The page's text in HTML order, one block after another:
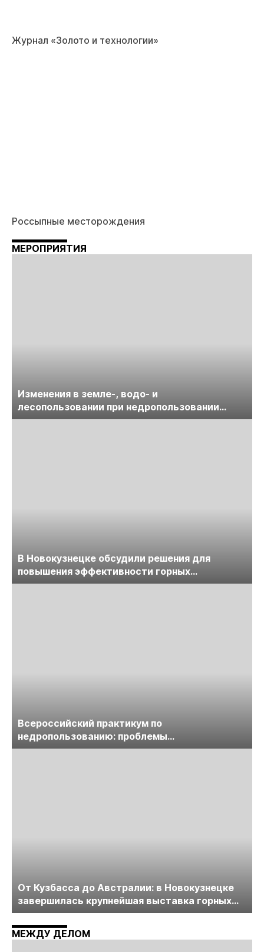
Журнал «Золото и технологии»
Россыпные месторождения
МЕРОПРИЯТИЯ
Изменения в земле-, водо- и
лесопользовании при недропользовании
обсудят на семинаре «ПравоТЭК»
В Новокузнецке обсудили решения для
повышения эффективности горных
предприятий
Всероссийский практикум по
недропользованию: проблемы
лицензирования, цифровизации, экспертизы
От Кузбасса до Австралии: в Новокузнецке
завершилась крупнейшая выставка горных
технологий «Недра России. Уголь России и
Майнинг»
МЕЖДУ ДЕЛОМ